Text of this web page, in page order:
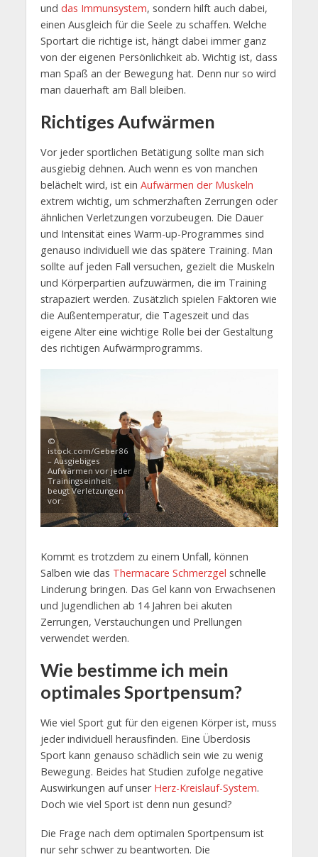
und das Immunsystem, sondern hilft auch dabei,
einen Ausgleich für die Seele zu schaffen. Welche
Sportart die richtige ist, hängt dabei immer ganz
von der eigenen Persönlichkeit ab. Wichtig ist, dass
man Spaß an der Bewegung hat. Denn nur so wird
man dauerhaft am Ball bleiben.
Richtiges Aufwärmen
Vor jeder sportlichen Betätigung sollte man sich
ausgiebig dehnen. Auch wenn es von manchen
belächelt wird, ist ein Aufwärmen der Muskeln
extrem wichtig, um schmerzhaften Zerrungen oder
ähnlichen Verletzungen vorzubeugen. Die Dauer
und Intensität eines Warm-up-Programmes sind
genauso individuell wie das spätere Training. Man
sollte auf jeden Fall versuchen, gezielt die Muskeln
und Körperpartien aufzuwärmen, die im Training
strapaziert werden. Zusätzlich spielen Faktoren wie
die Außentemperatur, die Tageszeit und das
eigene Alter eine wichtige Rolle bei der Gestaltung
des richtigen Aufwärmprogramms.
©
istock.com/Geber86
– Ausgiebiges
Aufwärmen vor jeder
Trainingseinheit
beugt Verletzungen
vor.
Kommt es trotzdem zu einem Unfall, können
Salben wie das Thermacare Schmerzgel schnelle
Linderung bringen. Das Gel kann von Erwachsenen
und Jugendlichen ab 14 Jahren bei akuten
Zerrungen, Verstauchungen und Prellungen
verwendet werden.
Wie bestimme ich mein
optimales Sportpensum?
Wie viel Sport gut für den eigenen Körper ist, muss
jeder individuell herausfinden. Eine Überdosis
Sport kann genauso schädlich sein wie zu wenig
Bewegung. Beides hat Studien zufolge negative
Auswirkungen auf unser Herz-Kreislauf-System.
Doch wie viel Sport ist denn nun gesund?
Die Frage nach dem optimalen Sportpensum ist
nur sehr schwer zu beantworten. Die